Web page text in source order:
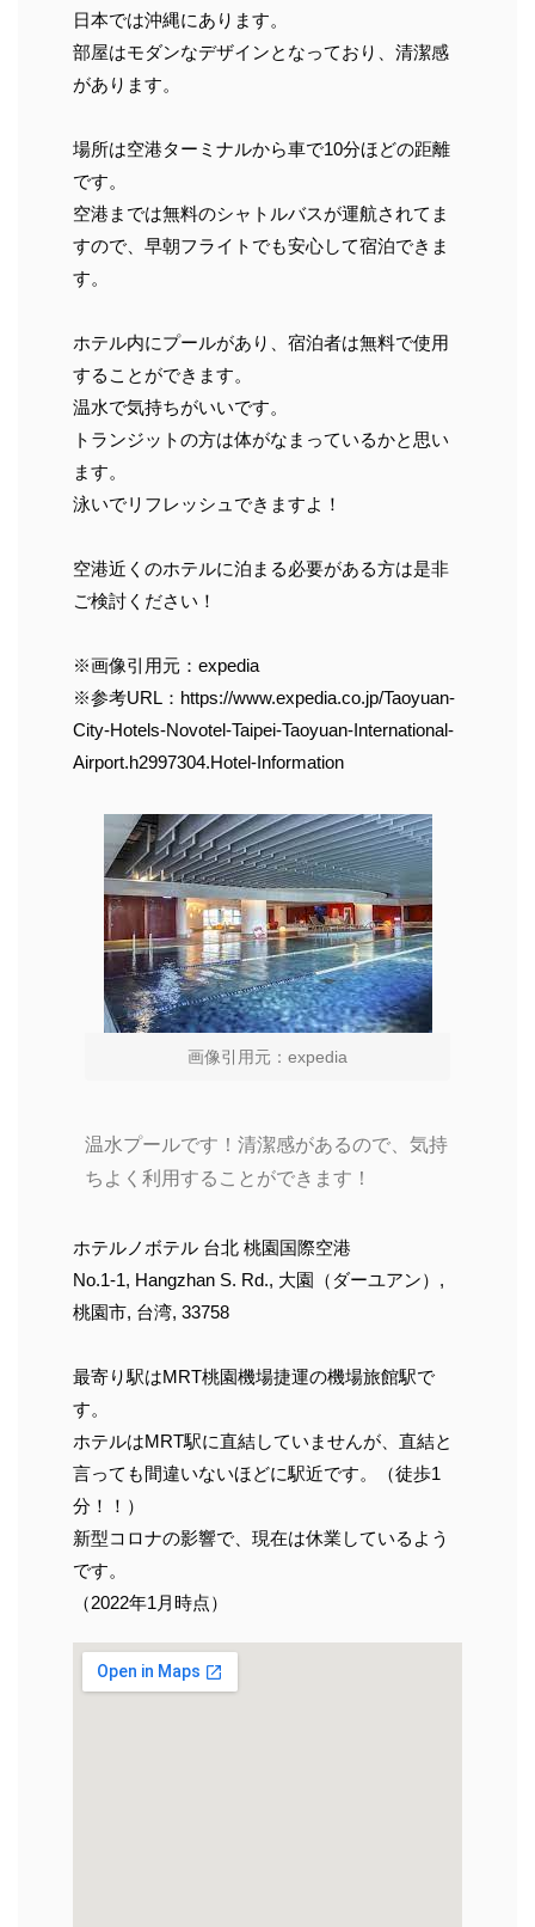
日本では沖縄にあります。
部屋はモダンなデザインとなっており、清潔感
があります。
場所は空港ターミナルから車で10分ほどの距離
です。
空港までは無料のシャトルバスが運航されてま
すので、早朝フライトでも安心して宿泊できま
す。
ホテル内にプールがあり、宿泊者は無料で使用
することができます。
温水で気持ちがいいです。
トランジットの方は体がなまっているかと思い
ます。
泳いでリフレッシュできますよ！
空港近くのホテルに泊まる必要がある方は是非
ご検討ください！
※画像引用元：expedia
※参考URL：https://www.expedia.co.jp/Taoyuan-
City-Hotels-Novotel-Taipei-Taoyuan-International-
Airport.h2997304.Hotel-Information
画像引用元：expedia
温水プールです！清潔感があるので、気持
ちよく利用することができます！
ホテルノボテル 台北 桃園国際空港
No.1-1, Hangzhan S. Rd., 大園（ダーユアン）,
桃園市, 台湾, 33758
最寄り駅はMRT桃園機場捷運の機場旅館駅で
す。
ホテルはMRT駅に直結していませんが、直結と
言っても間違いないほどに駅近です。（徒歩1
分！！）
新型コロナの影響で、現在は休業しているよう
です。
（2022年1月時点）